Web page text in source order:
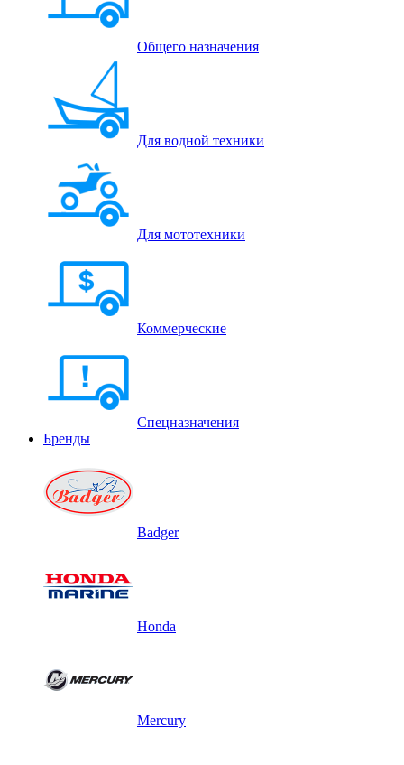
Общего назначения
Для водной техники
Для мототехники
Коммерческие
Спецназначения
Бренды
Badger
Honda
Mercury